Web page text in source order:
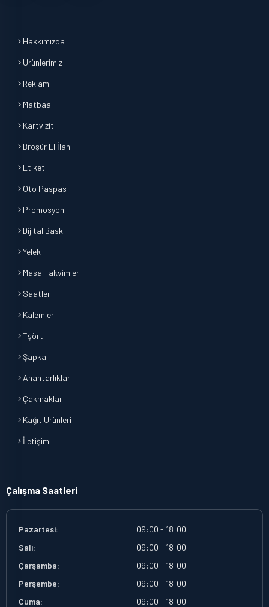
Hakkımızda
Ürünlerimiz
Reklam
Matbaa
Kartvizit
Broşür El İlanı
Etiket
Oto Paspas
Promosyon
Dijital Baskı
Yelek
Masa Takvimleri
Saatler
Kalemler
Tşört
Şapka
Anahtarlıklar
Çakmaklar
Kağıt Ürünleri
İletişim
Çalışma Saatleri
Pazartesi:
09:00 - 18:00
Salı:
09:00 - 18:00
Çarşamba:
09:00 - 18:00
Perşembe:
09:00 - 18:00
Cuma:
09:00 - 18:00